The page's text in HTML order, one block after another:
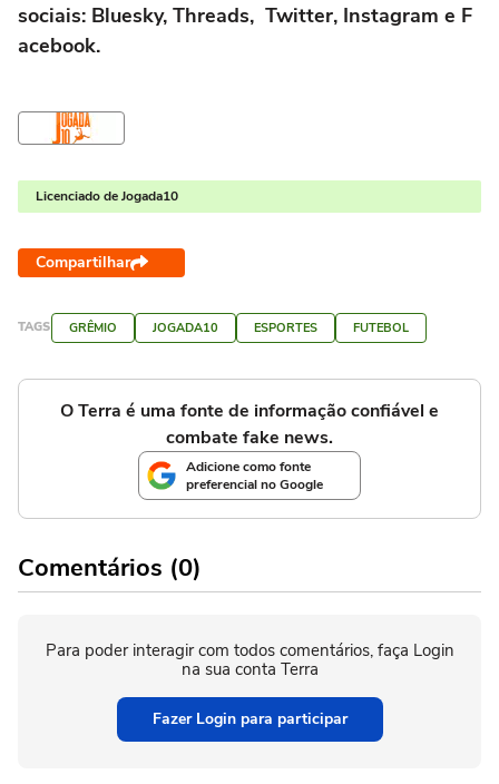
sociais: Bluesky, Threads, Twitter, Instagram e F
acebook.
Licenciado de Jogada10
Compartilhar
TAGS GRÊMIO JOGADA10 ESPORTES FUTEBOL
O Terra é uma fonte de informação confiável e
combate fake news.
Adicione como fonte
preferencial no Google
Comentários (0)
Para poder interagir com todos comentários, faça Login
na sua conta Terra
Fazer Login para participar